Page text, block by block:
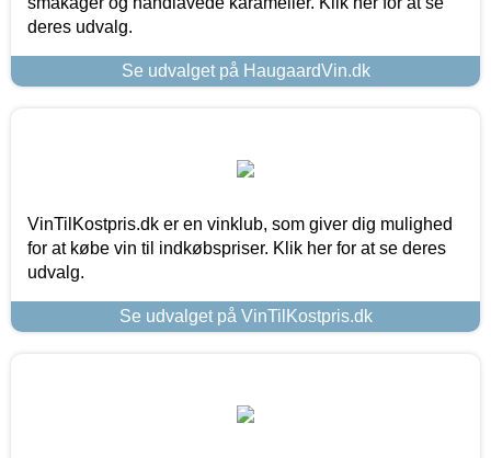
deres udvalg.
Se udvalget på HaugaardVin.dk
VinTilKostpris.dk er en vinklub, som giver dig mulighed
for at købe vin til indkøbspriser. Klik her for at se deres
udvalg.
Se udvalget på VinTilKostpris.dk